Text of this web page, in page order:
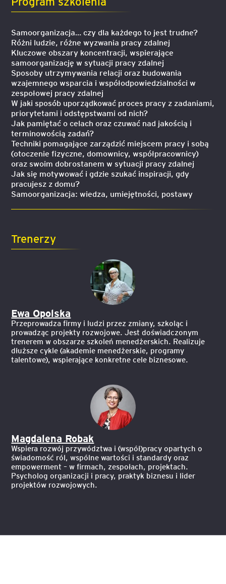
Samoorganizacja… czy dla każdego to jest trudne?
Różni ludzie, różne wyzwania pracy zdalnej
Kluczowe obszary koncentracji, wspierające
samoorganizację w sytuacji pracy zdalnej
Sposoby utrzymywania relacji oraz budowania
wzajemnego wsparcia i współodpowiedzialności w
zespołowej pracy zdalnej
W jaki sposób uporządkować proces pracy z zadaniami,
priorytetami i odstępstwami od nich?
Jak pamiętać o celach oraz czuwać nad jakością i
terminowością zadań?
Techniki pomagające zarządzić miejscem pracy i sobą
(otoczenie fizyczne, domownicy, współpracownicy)
oraz swoim dobrostanem w sytuacji pracy zdalnej
Jak się motywować i gdzie szukać inspiracji, gdy
pracujesz z domu?
Samoorganizacja: wiedza, umiejętności, postawy
Trenerzy
Ewa Opolska
Przeprowadza firmy i ludzi przez zmiany, szkoląc i
prowadząc projekty rozwojowe. Jest doświadczonym
trenerem w obszarze szkoleń menedżerskich. Realizuje
dłuższe cykle (akademie menedżerskie, programy
talentowe), wspierające konkretne cele biznesowe.
Magdalena Robak
Wspiera rozwój przywództwa i (współ)pracy opartych o
świadomość ról, wspólne wartości i standardy oraz
empowerment – w firmach, zespołach, projektach.
Psycholog organizacji i pracy, praktyk biznesu i lider
projektów rozwojowych.